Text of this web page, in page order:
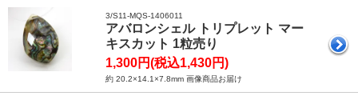
3/S11-MQS-1406011
アバロンシェル トリプレット マー
キスカット 1粒売り
1,300円(税込1,430円)
約 20.2×14.1×7.8mm 画像商品お届け